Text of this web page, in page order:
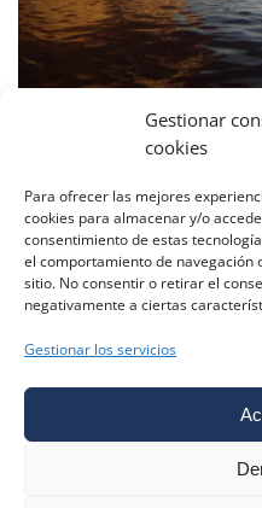
Gestionar
cookies
Para ofrecer las mejores
cookies para almacenar y/o
consentimiento de estas
el comportamiento de navegación
sitio. No consentir o retirar el
negativamente a ciertas
Gestionar los servicios
Travesía Benalmádena
Titulaciones, Travesias 11/
Travesía Benalmádena
día 25 de julio el
rumbo a Ibiza (Puerto de
sobre las 10 de la
ser de otra manera,
No obstante tenemos